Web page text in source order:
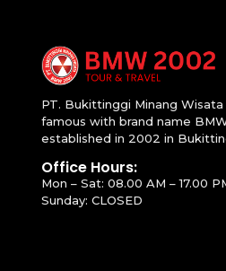
PT. Bukittinggi Minang
famous with brand name
established in 2002 in
Office Hours:
Mon – Sat: 08.00 AM – 17.00
Sunday: CLOSED